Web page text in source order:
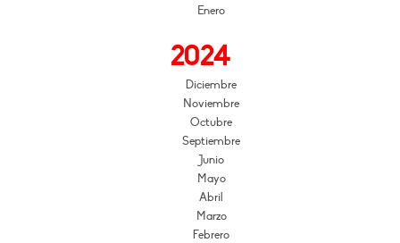
Enero
2024
Diciembre
Noviembre
Octubre
Septiembre
Junio
Mayo
Abril
Marzo
Febrero